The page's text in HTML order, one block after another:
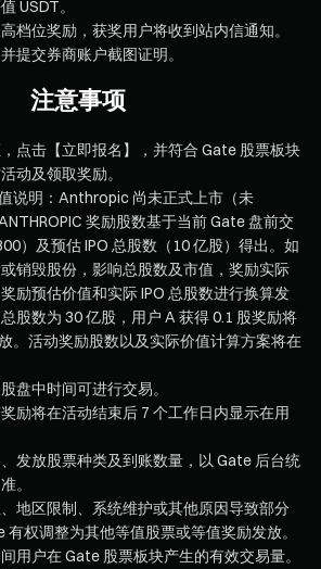
USDT。
档位奖励，获奖用户将收到站内信通知。
提交券商账户截图证明。
注意事项
点击【立即报名】，并符合 Gate 股票板块
动及领取奖励。
说明：Anthropic 尚未正式上市（未
奖励股数基于当前 Gate 盘前交
）及预估 IPO 总股数（10 亿股）得出。如
销毁股份，影响总股数及市值，奖励实际
励预估价值和实际 IPO 总股数进行换算发
股数为 30 亿股，用户 A 获得 0.1 股奖励将
。活动奖励股数以及实际价值计算方案将在
盘中时间可进行交易。
励将在活动结束后 7 个工作日内显示在用
发放股票种类及到账数量，以 Gate 后台统
。
地区限制、系统维护或其他原因导致部分
权调整为其他等值股票或等值奖励发放。
用户在 Gate 股票板块产生的有效交易量。